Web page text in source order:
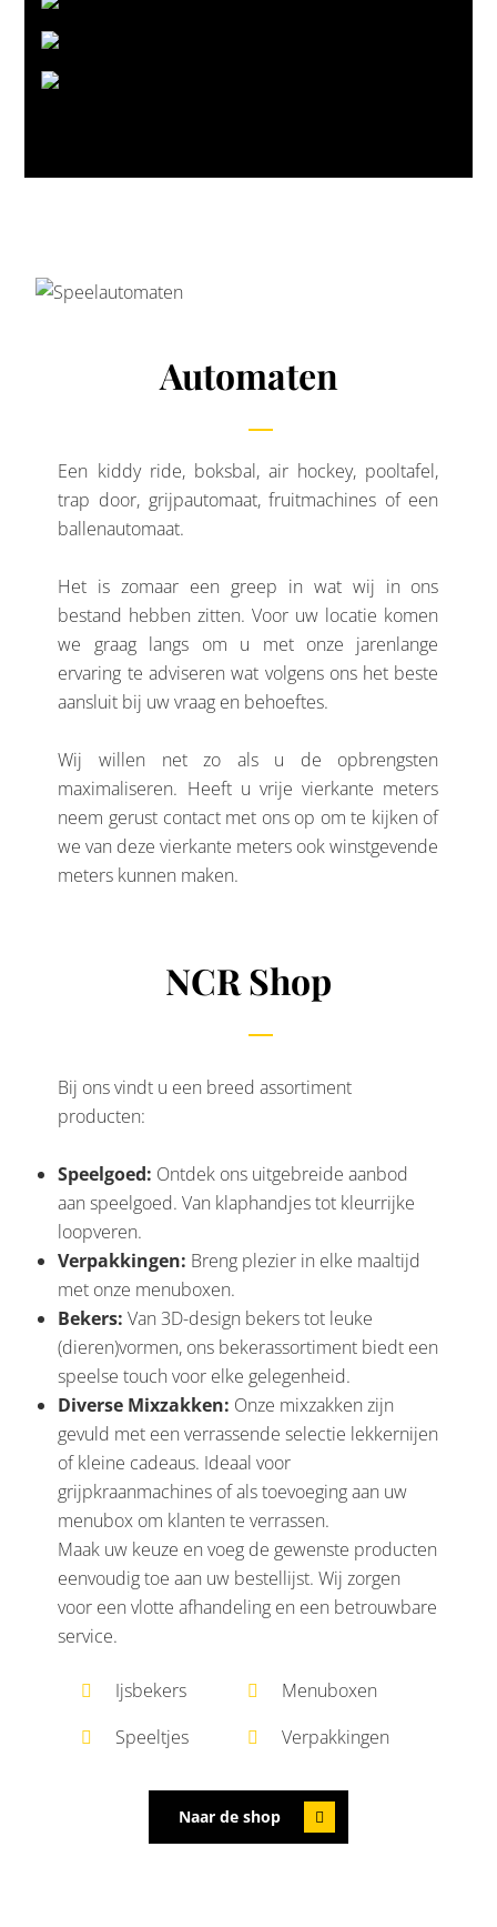
Automaten
Een kiddy ride, boksbal, air hockey, pooltafel,
trap door, grijpautomaat, fruitmachines of een
ballenautomaat.
Het is zomaar een greep in wat wij in ons
bestand hebben zitten. Voor uw locatie komen
we graag langs om u met onze jarenlange
ervaring te adviseren wat volgens ons het beste
aansluit bij uw vraag en behoeftes.
Wij willen net zo als u de opbrengsten
maximaliseren. Heeft u vrije vierkante meters
neem gerust contact met ons op om te kijken of
we van deze vierkante meters ook winstgevende
meters kunnen maken.
NCR Shop
Bij ons vindt u een breed assortiment
producten:
Speelgoed: Ontdek ons uitgebreide aanbod
aan speelgoed. Van klaphandjes tot kleurrijke
loopveren.
Verpakkingen: Breng plezier in elke maaltijd
met onze menuboxen.
Bekers: Van 3D-design bekers tot leuke
(dieren)vormen, ons bekerassortiment biedt een
speelse touch voor elke gelegenheid.
Diverse Mixzakken: Onze mixzakken zijn
gevuld met een verrassende selectie lekkernijen
of kleine cadeaus. Ideaal voor
grijpkraanmachines of als toevoeging aan uw
menubox om klanten te verrassen.
Maak uw keuze en voeg de gewenste producten
eenvoudig toe aan uw bestellijst. Wij zorgen
voor een vlotte afhandeling en een betrouwbare
service.
Ijsbekers
Menuboxen
Speeltjes
Verpakkingen
Naar de shop